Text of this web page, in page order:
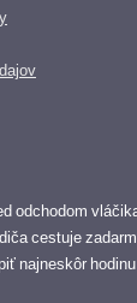
odchodom
cestuje
najneskôr